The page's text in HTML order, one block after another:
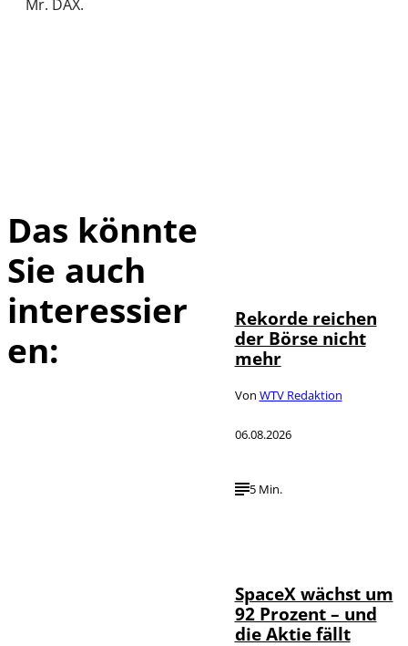
Mr. DAX.
Das könnte
Sie auch
interessier
en:
Rekorde reichen
der Börse nicht
mehr
Von WTV Redaktion
06.08.2026
5 Min.
SpaceX wächst um
92 Prozent – und
die Aktie fällt